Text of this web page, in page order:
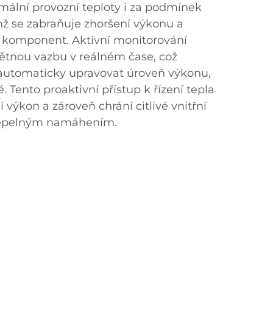
provozní teploty i za podmínek
se zabraňuje zhoršení výkonu a
Aktivní monitorování
vazbu v reálném čase, což
upravovat úroveň výkonu,
Tento proaktivní přístup k řízení tepla
výkon a zároveň chrání citlivé vnitřní
namáhením.